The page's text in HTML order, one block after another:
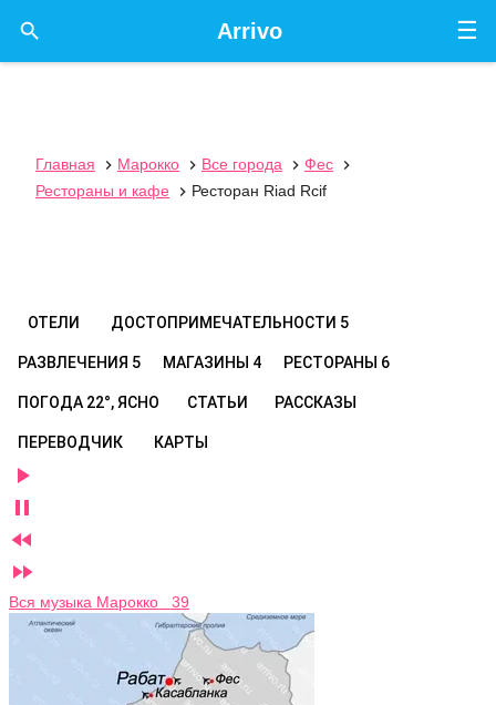
☰
Arrivo

Главная  Марокко  Все города  Фес

Рестораны и кафе
 Ресторан Riad Rcif
ОТЕЛИ ДОСТОПРИМЕЧАТЕЛЬНОСТИ 5
РАЗВЛЕЧЕНИЯ 5 МАГАЗИНЫ 4 РЕСТОРАНЫ 6
ПОГОДА 22°, ЯСНО СТАТЬИ РАССКАЗЫ
ПЕРЕВОДЧИК КАРТЫ




Вся музыка Марокко 39